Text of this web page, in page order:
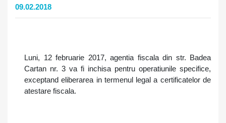
09.02.2018
Luni, 12 februarie 2017, agentia fiscala din str. Badea
Cartan nr. 3 va fi inchisa pentru operatiunile specifice,
exceptand eliberarea in termenul legal a certificatelor de
atestare fiscala.